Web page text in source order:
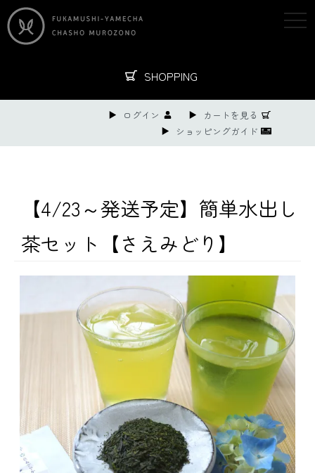
SHOPPING
ログイン
カートを見る
ショッピングガイド
【4/23～発送予定】簡単水出し
茶セット【さえみどり】